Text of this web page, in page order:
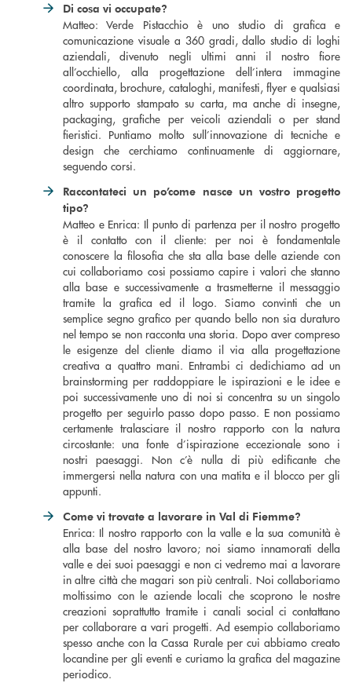
Di cosa vi occupate?
Matteo: Verde Pistacchio è uno studio di grafica e
comunicazione visuale a 360 gradi, dallo studio di loghi
aziendali, divenuto negli ultimi anni il nostro fiore
all’occhiello, alla progettazione dell’intera immagine
coordinata, brochure, cataloghi, manifesti, flyer e qualsiasi
altro supporto stampato su carta, ma anche di insegne,
packaging, grafiche per veicoli aziendali o per stand
fieristici. Puntiamo molto sull’innovazione di tecniche e
design che cerchiamo continuamente di aggiornare,
seguendo corsi.
Raccontateci un po’come nasce un vostro progetto
tipo?
Matteo e Enrica: Il punto di partenza per il nostro progetto
è il contatto con il cliente: per noi è fondamentale
conoscere la filosofia che sta alla base delle aziende con
cui collaboriamo cosi possiamo capire i valori che stanno
alla base e successivamente a trasmetterne il messaggio
tramite la grafica ed il logo. Siamo convinti che un
semplice segno grafico per quando bello non sia duraturo
nel tempo se non racconta una storia. Dopo aver compreso
le esigenze del cliente diamo il via alla progettazione
creativa a quattro mani. Entrambi ci dedichiamo ad un
brainstorming per raddoppiare le ispirazioni e le idee e
poi successivamente uno di noi si concentra su un singolo
progetto per seguirlo passo dopo passo. E non possiamo
certamente tralasciare il nostro rapporto con la natura
circostante: una fonte d’ispirazione eccezionale sono i
nostri paesaggi. Non c’è nulla di più edificante che
immergersi nella natura con una matita e il blocco per gli
appunti.
Come vi trovate a lavorare in Val di Fiemme?
Enrica: Il nostro rapporto con la valle e la sua comunità è
alla base del nostro lavoro; noi siamo innamorati della
valle e dei suoi paesaggi e non ci vedremo mai a lavorare
in altre città che magari son più centrali. Noi collaboriamo
moltissimo con le aziende locali che scoprono le nostre
creazioni soprattutto tramite i canali social ci contattano
per collaborare a vari progetti. Ad esempio collaboriamo
spesso anche con la Cassa Rurale per cui abbiamo creato
locandine per gli eventi e curiamo la grafica del magazine
periodico.